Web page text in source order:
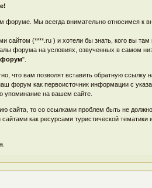
Мы всегда внимательно относимся к
сайтом (****.ru ) и хотели бы знать, кого вы там
форума на условиях, озвученных в самом
форум".
что вам позволят вставить обратную
форум как первоисточник информации с
упоминание на вашем сайте.
сайта, то со ссылками проблем быть не
как ресурсами туристической тематики